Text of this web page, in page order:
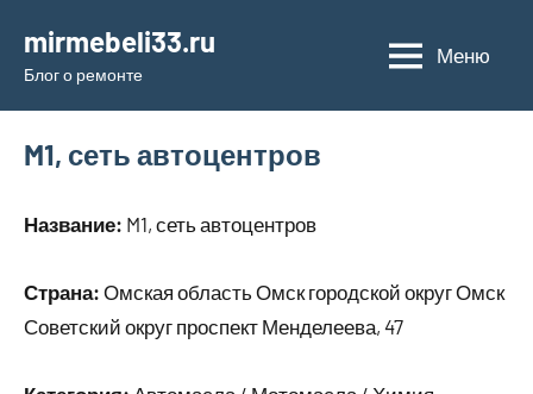
содержимому
mirmebeli33.ru
Блог о ремонте
Меню
M1, сеть автоцентров
Название: M1, сеть автоцентров
Страна: Омская область Омск городской округ Омск
Советский округ проспект Менделеева, 47